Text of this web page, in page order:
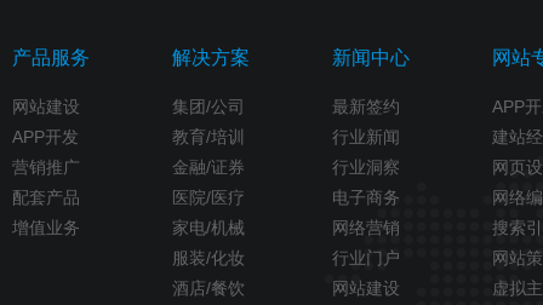
产品服务
网站建设
APP开发
营销推广
配套产品
增值业务
解决方案
集团/公司
教育/培训
金融/证券
医院/医疗
家电/机械
服装/化妆
酒店/餐饮
新闻中心
最新签约
行业新闻
行业洞察
电子商务
网络营销
行业门户
网站建设
网站
APP
建站
网页
网络
搜索
网站
虚拟